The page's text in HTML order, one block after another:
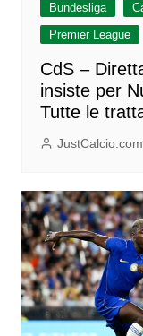
Bundesliga
Premier League
CdS –
insiste per
Tutte le
JustCalcio.com